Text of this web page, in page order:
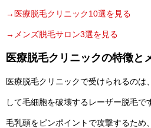
→医療脱毛クリニック10選を見る
→メンズ脱毛サロン3選を見る
医療脱毛クリニックの特徴と
医療脱毛クリニックで受けられるのは
して毛細胞を破壊するレーザー脱毛で
毛乳頭をピンポイントで攻撃するため